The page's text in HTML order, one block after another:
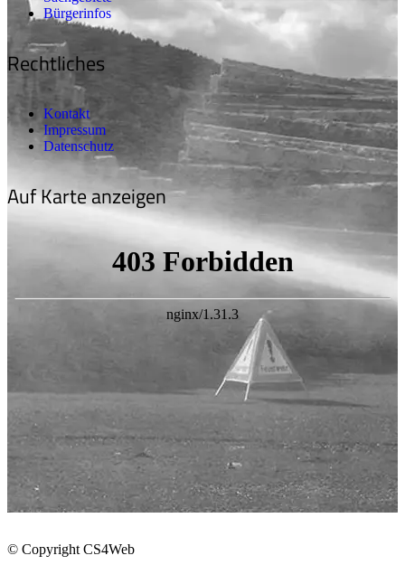
Bürgerinfos
Rechtliches
Kontakt
Impressum
Datenschutz
Auf Karte anzeigen
© Copyright CS4Web